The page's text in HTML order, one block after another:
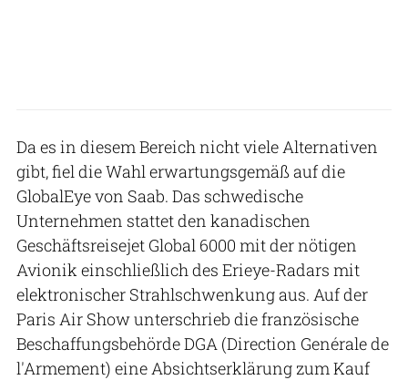
Da es in diesem Bereich nicht viele Alternativen
gibt, fiel die Wahl erwartungsgemäß auf die
GlobalEye von Saab. Das schwedische
Unternehmen stattet den kanadischen
Geschäftsreisejet Global 6000 mit der nötigen
Avionik einschließlich des Erieye-Radars mit
elektronischer Strahlschwenkung aus. Auf der
Paris Air Show unterschrieb die französische
Beschaffungsbehörde DGA (Direction Genérale de
l'Armement) eine Absichtserklärung zum Kauf